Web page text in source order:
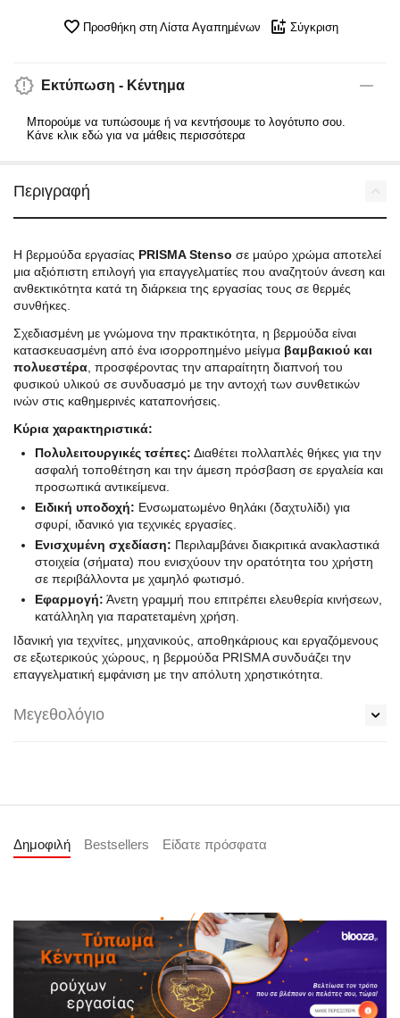
Προσθήκη στη Λίστα Αγαπημένων Σύγκριση
Εκτύπωση - Κέντημα
Μπορούμε να τυπώσουμε ή να κεντήσουμε το λογότυπο σου.
Κάνε κλικ εδώ για να μάθεις περισσότερα
Περιγραφή
Η βερμούδα εργασίας PRISMA Stenso σε μαύρο χρώμα αποτελεί
μια αξιόπιστη επιλογή για επαγγελματίες που αναζητούν άνεση και
ανθεκτικότητα κατά τη διάρκεια της εργασίας τους σε θερμές
συνθήκες.
Σχεδιασμένη με γνώμονα την πρακτικότητα, η βερμούδα είναι
κατασκευασμένη από ένα ισορροπημένο μείγμα βαμβακιού και
πολυεστέρα , προσφέροντας την απαραίτητη διαπνοή του
φυσικού υλικού σε συνδυασμό με την αντοχή των συνθετικών
ινών στις καθημερινές καταπονήσεις.
Κύρια χαρακτηριστικά:
Πολυλειτουργικές τσέπες: Διαθέτει πολλαπλές θήκες για την
ασφαλή τοποθέτηση και την άμεση πρόσβαση σε εργαλεία και
προσωπικά αντικείμενα.
Ειδική υποδοχή: Ενσωματωμένο θηλάκι (δαχτυλίδι) για
σφυρί, ιδανικό για τεχνικές εργασίες.
Ενισχυμένη σχεδίαση: Περιλαμβάνει διακριτικά ανακλαστικά
στοιχεία (σήματα) που ενισχύουν την ορατότητα του χρήστη
σε περιβάλλοντα με χαμηλό φωτισμό.
Εφαρμογή: Άνετη γραμμή που επιτρέπει ελευθερία κινήσεων,
κατάλληλη για παρατεταμένη χρήση.
Ιδανική για τεχνίτες, μηχανικούς, αποθηκάριους και εργαζόμενους
σε εξωτερικούς χώρους, η βερμούδα PRISMA συνδυάζει την
επαγγελματική εμφάνιση με την απόλυτη χρηστικότητα.
Μεγεθολόγιο
Δημοφιλή Bestsellers Είδατε πρόσφατα